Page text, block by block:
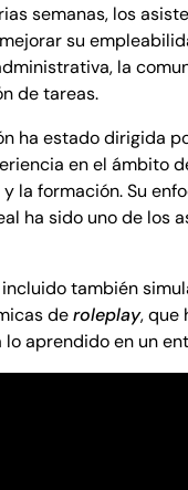
semanas, los
su
la
de tareas.
ha estado dirigida
en el ámbito
la formación. Su
ha sido uno de los
incluido también
deroleplay, que
aprendido en un